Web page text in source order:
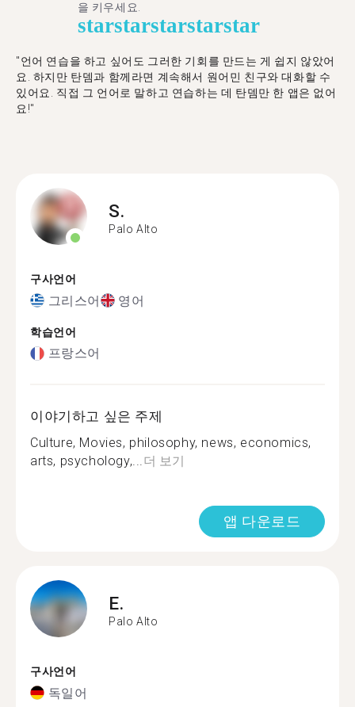
을 키우세요.
starstarstarstarstar
"언어 연습을 하고 싶어도 그러한 기회를 만드는 게 쉽지 않았어
요. 하지만 탄뎀과 함께라면 계속해서 원어민 친구와 대화할 수
있어요. 직접 그 언어로 말하고 연습하는 데 탄뎀만 한 앱은 없어
요!"
S.
Palo Alto
구사언어
그리스어 영어
학습언어
프랑스어
이야기하고 싶은 주제
Culture, Movies, philosophy, news, economics,
arts, psychology,...더 보기
앱 다운로드
E.
Palo Alto
구사언어
독일어